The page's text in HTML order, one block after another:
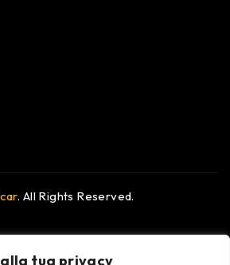
tua privacy
. All Rights Reserved.